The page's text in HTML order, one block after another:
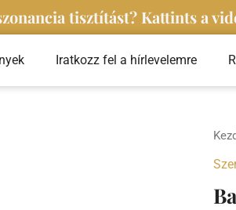
tisztítást? Kattints a
Iratkozz fel a hírlevelemre